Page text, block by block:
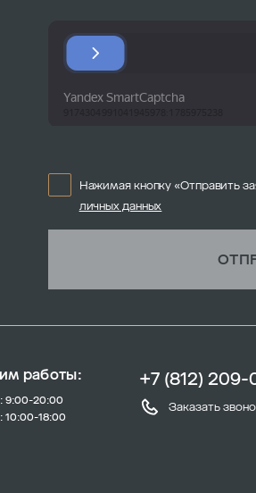
Нажимая кнопку «Отправить
личных данных
работы:
9:00-20:00
10:00-18:00
+7 (812) 209-
Заказать